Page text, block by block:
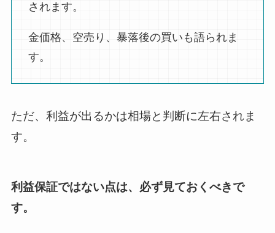
されます。
金価格、空売り、暴落後の買いも語られま
す。
ただ、利益が出るかは相場と判断に左右されま
す。
利益保証ではない点は、必ず見ておくべきで
す。